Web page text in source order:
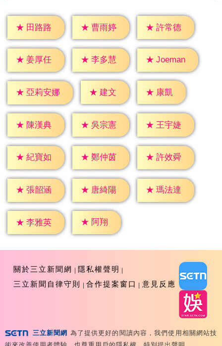
★ 田路路 ★ 曹雨婷 ★ 許常德
★ 姜厚任 ★ 李多慧 ★ Joeman
★ 亞莉安娜 ★ 建文 ★ 康凱
★ 陳漢典 ★ 吳宗憲 ★ 王宇婕
★ 紀寶如 ★ 鄭仲茵 ★ 許效舜
★ 張韶涵 ★ 唐綺陽 ★ 瑪法達
★ 李雅英 ★ 阿翔
關於三立新聞網
隱私權聲明
三立新聞自律守則
合作提案窗口 意見反應
Copyright ©2026 Sanlih E-Television All Rights
三立新聞網 為了提供更好的閱讀內容，我們使用相關網站技
術來改善使用者體驗，也尊重用戶的隱私權，特別提出聲明。